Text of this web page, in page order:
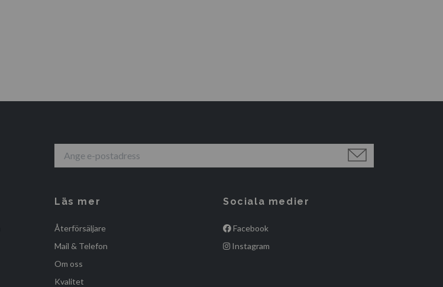
Läs mer
Återförsäljare
Mail & Telefon
Om oss
Kvalitet
Sociala medier
Facebook
Instagram